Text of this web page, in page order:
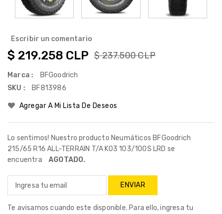
Escribir un comentario
$ 219.258 CLP $ 237.500 CLP
Marca :
BFGoodrich
SKU :
BF813986
Agregar A Mi Lista De Deseos
Lo sentimos! Nuestro producto Neumáticos BFGoodrich
215/65 R16 ALL-TERRAIN T/A KO3 103/100S LRD se
encuentra
AGOTADO.
Te avisamos cuando este disponible. Para ello, ingresa tu